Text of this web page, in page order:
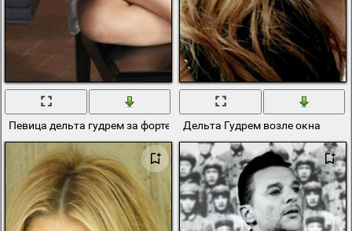
Певица дельта гудрем за фортепианноДельта Гудрем возле окна